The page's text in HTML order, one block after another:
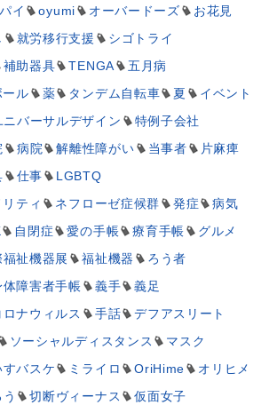
イ oyumi オーバードーズ
お花見
就労移行支援
シゴトライ
補助器具 TENGA
五月病
ール
薬 タンデム自転車 夏
イベント
ニバーサルデザイン
特例子会社
病院 解離性障がい 当事者
片麻痺
仕事
LGBTQ
ティ
ネフローゼ症候群 発症
病気
自閉症 愛の手帳 療育手帳
グルメ
福祉機器展 福祉機器
ろう者
体障害者手帳 義手
義足
ロナウィルス 手話
デフアスリート
ソーシャルディスタンス
マスク
すバスケ ミライロ OriHime
オリヒメ
切断ヴィーナス
仮面女子